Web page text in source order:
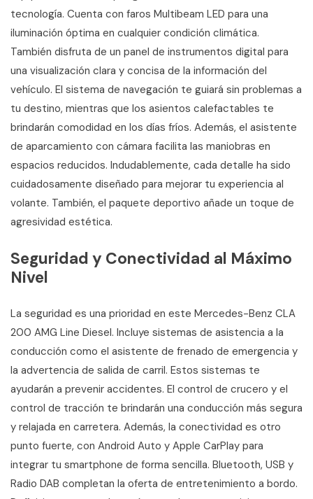
tecnología. Cuenta con faros Multibeam LED para una
iluminación óptima en cualquier condición climática.
También disfruta de un panel de instrumentos digital para
una visualización clara y concisa de la información del
vehículo. El sistema de navegación te guiará sin problemas a
tu destino, mientras que los asientos calefactables te
brindarán comodidad en los días fríos. Además, el asistente
de aparcamiento con cámara facilita las maniobras en
espacios reducidos. Indudablemente, cada detalle ha sido
cuidadosamente diseñado para mejorar tu experiencia al
volante. También, el paquete deportivo añade un toque de
agresividad estética.
Seguridad y Conectividad al Máximo
Nivel
La seguridad es una prioridad en este Mercedes-Benz CLA
200 AMG Line Diesel. Incluye sistemas de asistencia a la
conducción como el asistente de frenado de emergencia y
la advertencia de salida de carril. Estos sistemas te
ayudarán a prevenir accidentes. El control de crucero y el
control de tracción te brindarán una conducción más segura
y relajada en carretera. Además, la conectividad es otro
punto fuerte, con Android Auto y Apple CarPlay para
integrar tu smartphone de forma sencilla. Bluetooth, USB y
Radio DAB completan la oferta de entretenimiento a bordo.